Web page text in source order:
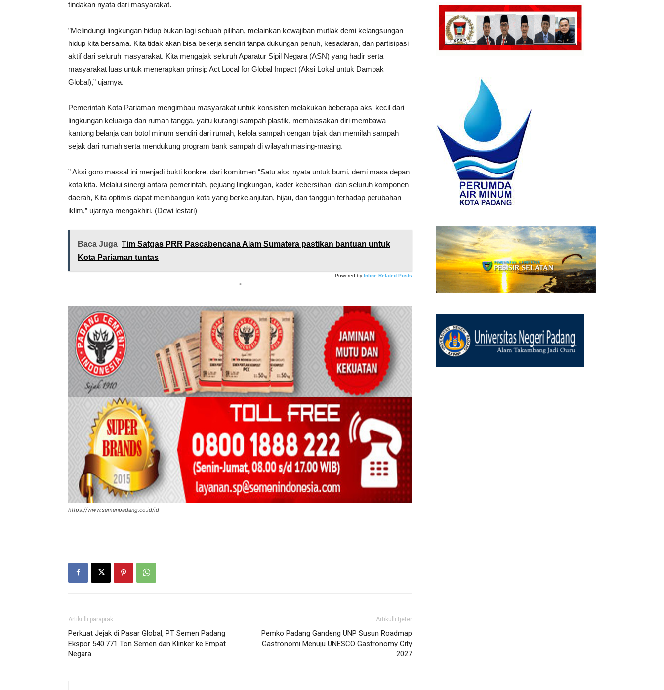
tindakan nyata dari masyarakat.
​”Melindungi lingkungan hidup bukan lagi sebuah pilihan, melainkan kewajiban mutlak demi kelangsungan
hidup kita bersama. Kita tidak akan bisa bekerja sendiri tanpa dukungan penuh, kesadaran, dan partisipasi
aktif dari seluruh masyarakat. Kita mengajak seluruh Aparatur Sipil Negara (ASN) yang hadir serta
masyarakat luas untuk menerapkan prinsip Act Local for Global Impact (Aksi Lokal untuk Dampak
Global),” ujarnya.
Pemerintah Kota Pariaman mengimbau masyarakat untuk konsisten melakukan beberapa aksi kecil dari
lingkungan keluarga dan rumah tangga, yaitu kurangi sampah plastik, membiasakan diri membawa
kantong belanja dan botol minum sendiri dari rumah, kelola sampah dengan bijak dan memilah sampah
sejak dari rumah serta mendukung program bank sampah di wilayah masing-masing.
” ​Aksi goro massal ini menjadi bukti konkret dari komitmen “Satu aksi nyata untuk bumi, demi masa depan
kota kita. Melalui sinergi antara pemerintah, pejuang lingkungan, kader kebersihan, dan seluruh komponen
daerah, Kita optimis dapat membangun kota yang berkelanjutan, hijau, dan tangguh terhadap perubahan
iklim,” ujarnya mengakhiri. (Dewi lestari)
Baca Juga Tim Satgas PRR Pascabencana Alam Sumatera pastikan bantuan untuk
Kota Pariaman tuntas
Powered by Inline Related Posts
*
https://www.semenpadang.co.id/id
Artikulli paraprak
Perkuat Jejak di Pasar Global, PT Semen Padang
Ekspor 540.771 Ton Semen dan Klinker ke Empat
Negara
Artikulli tjetër
Pemko Padang Gandeng UNP Susun Roadmap
Gastronomi Menuju UNESCO Gastronomy City
2027